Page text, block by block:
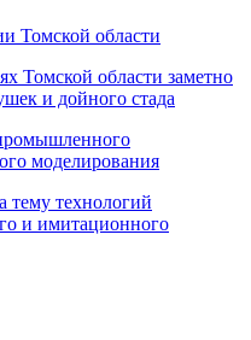
Томской области заметно
и дойного стада
тему технологий
и имитационного